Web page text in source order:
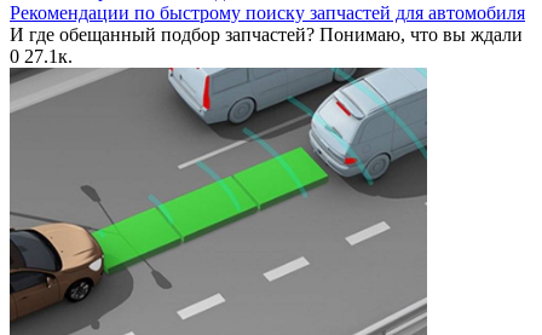
Рекомендации по быстрому поиску запчастей для автомобиля
И где обещанный подбор запчастей? Понимаю, что вы ждали
0 27.1к.